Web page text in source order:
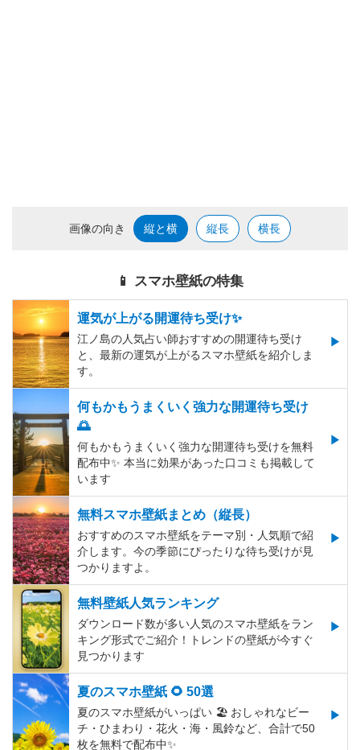
画像の向き 縦と横 縦長 横長
📱 スマホ壁紙の特集
運気が上がる開運待ち受け✨
江ノ島の人気占い師おすすめの開運待ち受け
と、最新の運気が上がるスマホ壁紙を紹介しま
す。
何もかもうまくいく強力な開運待ち受け
🌅
何もかもうまくいく強力な開運待ち受けを無料
配布中✨️ 本当に効果があった口コミも掲載して
います
無料スマホ壁紙まとめ（縦長）
おすすめのスマホ壁紙をテーマ別・人気順で紹
介します。今の季節にぴったりな待ち受けが見
つかりますよ。
無料壁紙人気ランキング
ダウンロード数が多い人気のスマホ壁紙をラン
キング形式でご紹介！トレンドの壁紙が今すぐ
見つかります
夏のスマホ壁紙 🌻 50選
夏のスマホ壁紙がいっぱい 🏖 おしゃれなビー
チ・ひまわり・花火・海・風鈴など、合計で50
枚を無料で配布中✨